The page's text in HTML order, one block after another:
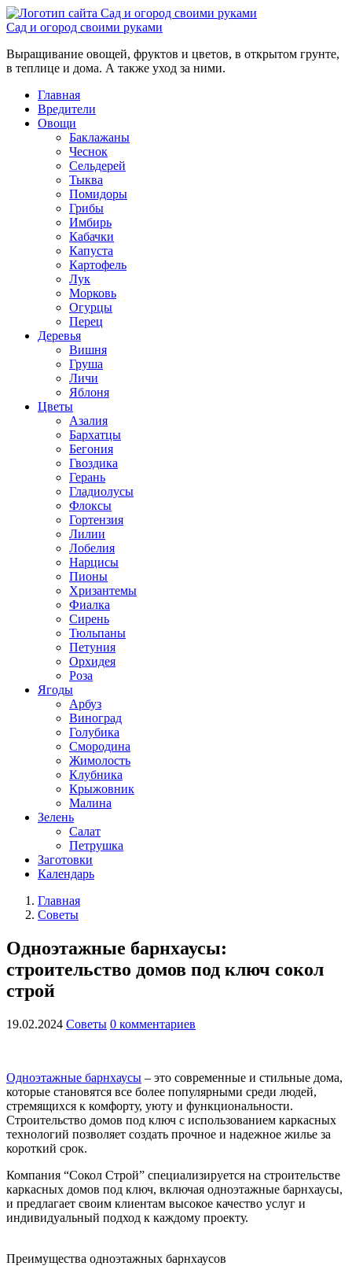
Сад и огород своими руками
Выращивание овощей, фруктов и цветов, в открытом грунте,
в теплице и дома. А также уход за ними.
Главная
Вредители
Овощи
Баклажаны
Чеснок
Сельдерей
Тыква
Помидоры
Грибы
Имбирь
Кабачки
Капуста
Картофель
Лук
Морковь
Огурцы
Перец
Деревья
Вишня
Груша
Личи
Яблоня
Цветы
Азалия
Бархатцы
Бегония
Гвоздика
Герань
Гладиолусы
Флоксы
Гортензия
Лилии
Лобелия
Нарцисы
Пионы
Хризантемы
Фиалка
Сирень
Тюльпаны
Петуния
Орхидея
Роза
Ягоды
Арбуз
Виноград
Голубика
Смородина
Жимолость
Клубника
Крыжовник
Малина
Зелень
Салат
Петрушка
Заготовки
Календарь
Главная
Советы
Одноэтажные барнхаусы:
строительство домов под ключ сокол
строй
19.02.2024 Советы 0 комментариев
Одноэтажные барнхаусы – это современные и стильные дома,
которые становятся все более популярными среди людей,
стремящихся к комфорту, уюту и функциональности.
Строительство домов под ключ с использованием каркасных
технологий позволяет создать прочное и надежное жилье за
короткий срок.
Компания “Сокол Строй” специализируется на строительстве
каркасных домов под ключ, включая одноэтажные барнхаусы,
и предлагает своим клиентам высокое качество услуг и
индивидуальный подход к каждому проекту.
Преимущества одноэтажных барнхаусов